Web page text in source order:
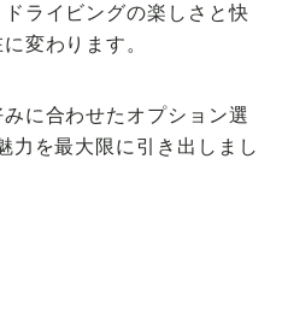
ライビングの楽しさと快
変わります。
に合わせたオプション選
力を最大限に引き出しまし